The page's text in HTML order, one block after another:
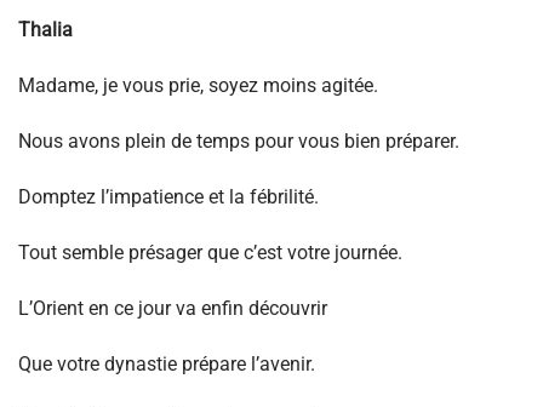
Thalia
Madame, je vous prie, soyez moins agitée.
Nous avons plein de temps pour vous bien préparer.
Domptez l’impatience et la fébrilité.
Tout semble présager que c’est votre journée.
L’Orient en ce jour va enfin découvrir
Que votre dynastie prépare l’avenir.